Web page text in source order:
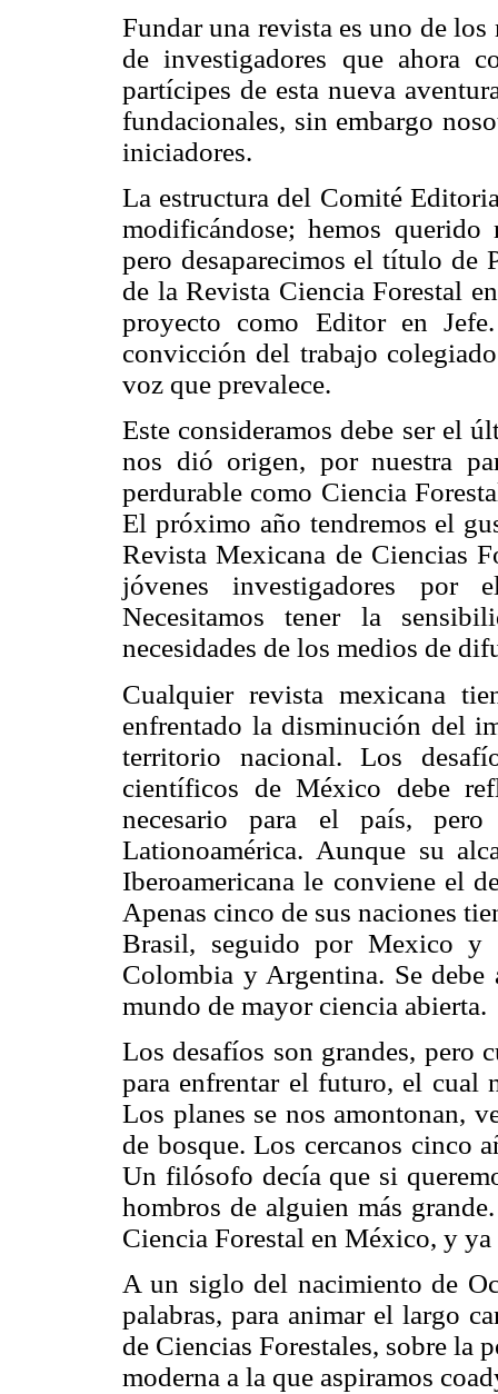
Fundar una revista es uno de
de investigadores que ahora
partícipes de esta nueva
fundacionales, sin embargo
iniciadores.
La estructura del Comité
modificándose; hemos
pero desaparecimos el título de
de la Revista Ciencia Forestal
proyecto como Editor en
convicción del trabajo
voz que prevalece.
Este consideramos debe ser el
nos dió origen, por nuestra
perdurable como Ciencia
El próximo año tendremos el
Revista Mexicana de Ciencias
jóvenes investigadores por
Necesitamos tener la
necesidades de los medios de
Cualquier revista mexicana
enfrentado la disminución del
territorio nacional. Los
científicos de México debe
necesario para el país,
Lationoamérica. Aunque su
Iberoamericana le conviene el
Apenas cinco de sus naciones
Brasil, seguido por Mexico y
Colombia y Argentina. Se debe
mundo de mayor ciencia abierta.
Los desafíos son grandes, pero
para enfrentar el futuro, el cual
Los planes se nos amontonan,
de bosque. Los cercanos cinco
Un filósofo decía que si
hombros de alguien más
Ciencia Forestal en México, y
A un siglo del nacimiento de
palabras, para animar el largo
de Ciencias Forestales, sobre la
moderna a la que aspiramos